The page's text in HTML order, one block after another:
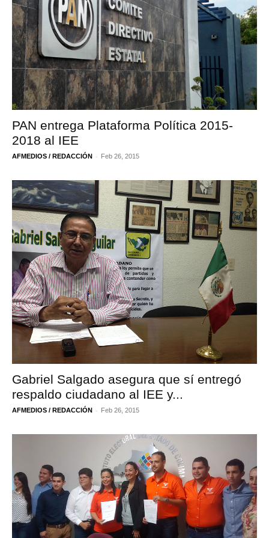
PAN entrega Plataforma Política 2015-
2018 al IEE
AFMEDIOS / REDACCIÓN - Feb 26, 2015
Gabriel Salgado asegura que sí entregó
respaldo ciudadano al IEE y...
AFMEDIOS / REDACCIÓN - Feb 26, 2015